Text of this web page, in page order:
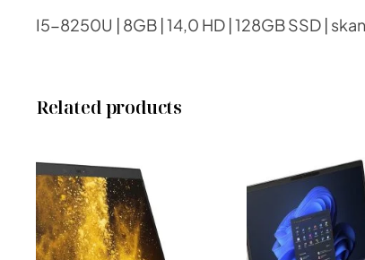
I5-8250U | 8GB | 14,0 HD | 128GB SSD |
Related products